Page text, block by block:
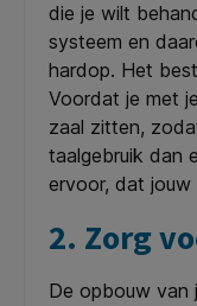
die je wilt
systeem en
hardop. Het
Voordat je met
zaal zitten,
taalgebruik dan
ervoor, dat jouw
2. Zorg
De opbouw van